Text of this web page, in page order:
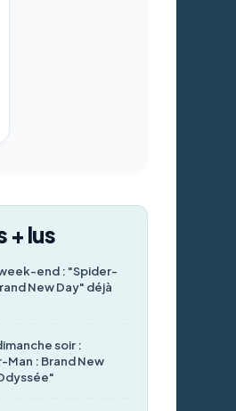
+ lus
week-end : "Spider-
New Day" déjà
soir :
Man : Brand New